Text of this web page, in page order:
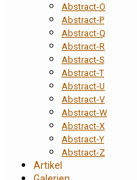
Abstract-O
Abstract-P
Abstract-Q
Abstract-R
Abstract-S
Abstract-T
Abstract-U
Abstract-V
Abstract-W
Abstract-X
Abstract-Y
Abstract-Z
Artikel